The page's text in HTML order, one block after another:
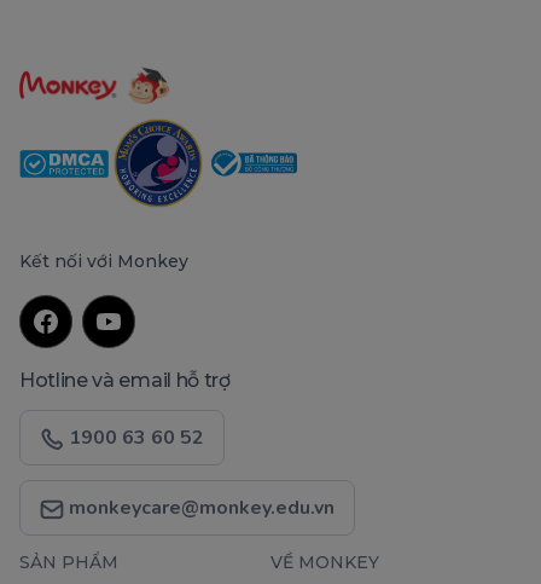
Kết nối với Monkey
Hotline và email hỗ trợ
1900 63 60 52
monkeycare@monkey.edu.vn
SẢN PHẨM VỀ MONKEY